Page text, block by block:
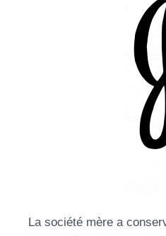
La société mère a